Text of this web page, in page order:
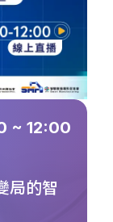
~ 12:00
局的智